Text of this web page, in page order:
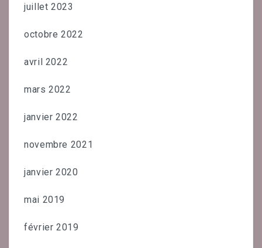
juillet 2023
octobre 2022
avril 2022
mars 2022
janvier 2022
novembre 2021
janvier 2020
mai 2019
février 2019